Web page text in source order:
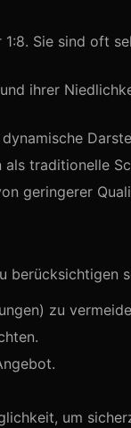
Sie sind oft
ihrer
traditionelle
geringerer
berücksichtigen
zu
um